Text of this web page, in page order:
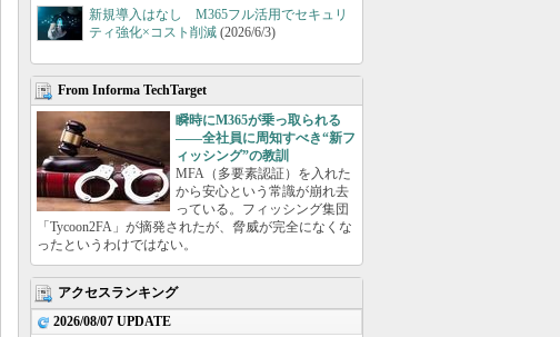
新規導入はなし M365フル活用でセキュリ
ティ強化×コスト削減 (2026/6/3)
From Informa TechTarget
瞬時にM365が乗っ取られる
――全社員に周知すべき“新フ
ィッシング”の教訓
MFA（多要素認証）を入れた
から安心という常識が崩れ去
っている。フィッシング集団
「Tycoon2FA」が摘発されたが、脅威が完全になくな
ったというわけではない。
アクセスランキング
2026/08/07 UPDATE